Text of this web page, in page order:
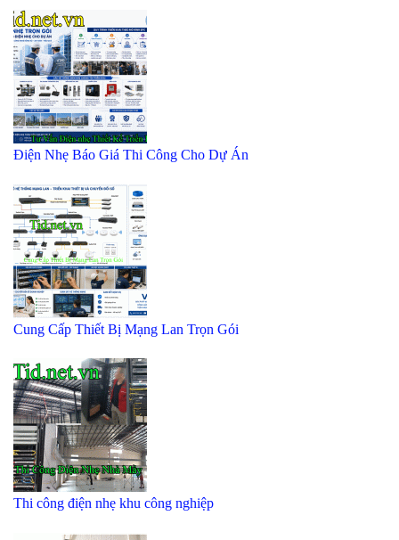
Điện Nhẹ Báo Giá Thi Công Cho Dự Án
Cung Cấp Thiết Bị Mạng Lan Trọn Gói
Thi công điện nhẹ khu công nghiệp